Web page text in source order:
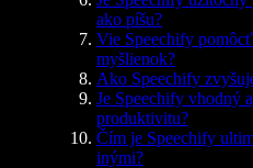
ako píšu?
Vie Speechify
myšlienok?
Ako Speechify
Je Speechify vhodný
produktivitu?
Čím je Speechify
inými?